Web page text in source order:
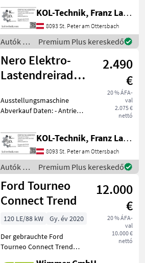
Geschwindigkeitsstufen: 3 -
Reichweite: 60–80 km -
Akku: 60V/30Ah Lithium - La
KOL-Technik, Franz Lampl-Küssner
8093 St. Peter am Ottersbach
Autók /
Motorkerékpárok
/ Nero
Premium Plus kereskedő
Nero Elektro-
Lastendreirad/Tuk-
2.490
€
20 % ÁFA-
val
2.075 €
nettó
Ausstellungsmaschine
Abverkauf Daten: - Antrieb:
Batterie: 60 V, 45 Ah -
Bremse: Scheibenbremse
vorne, Trommelbremse
hinten - Max. G
KOL-Technik, Franz Lampl-Küssner
8093 St. Peter am Ottersbach
Autók /
Motorkerékpárok
/ Nero
Premium Plus kereskedő
Ford Tourneo
Connect Trend
12.000
€
20 % ÁFA-
val
10.000 €
nettó
120 LE/88 kW
Gy. év 2020
Der gebrauchte Ford
Tourneo Connect Trend